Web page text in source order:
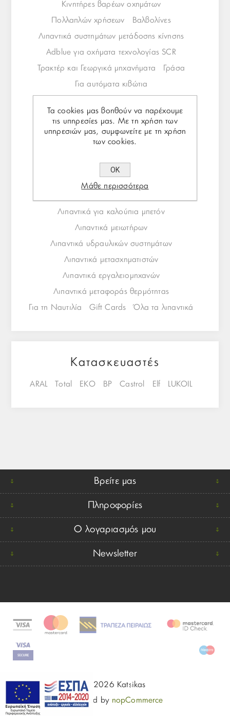
Κινητήρες βαρέων οχημάτων
Πολλαπλών χρήσεων Βαλβολίνες
Λιπαντικά συστημάτων μετάδοσης κίνησης
Adblue για οχήματα τεχνολογίας SCR
Τρακτέρ και Γεωργικά μηχανήματα Γράσα
Για αυτόματα κιβώτια
Λιπαντικά κινητήρων για Ακτοπλοϊα 0 Αλιεϊα
Για τη βιομηχανία
Λιπαντικά αεροσυμπιεστών
Λιπαντικά κατεργασίας μετάλων
Λιπαντικά για καλούπια μπετόν
Λιπαντικά μειωτήρων
Λιπαντικά υδραυλικών συστημάτων
Λιπαντικά μετασχηματιστών
Λιπαντικά εργαλειομηχανών
Λιπαντικά μεταφοράς θερμότητας
Για τη Ναυτιλία Gift Cards Όλα τα λιπαντικά
Κατασκευαστές
ARAL Total EKO BP Castrol Elf LUKOIL
Βρείτε μας
Πληροφορίες
Ο λογαριασμός μου
Newsletter
© 2026 Katsikas
Powered by nopCommerce
Τα cookies μας βοηθούν να παρέχουμε
τις υπηρεσίες μας. Με τη χρήση των
υπηρεσιών μας, συμφωνείτε με τη χρήση
των cookies.
ΟΚ
Μάθε περισσότερα